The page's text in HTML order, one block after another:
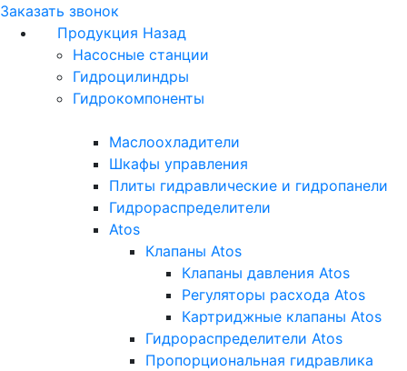
Заказать звонок
Продукция Назад
Насосные станции
Гидроцилиндры
Гидрокомпоненты
Маслоохладители
Шкафы управления
Плиты гидравлические и гидропанели
Гидрораспределители
Atos
Клапаны Atos
Клапаны давления Atos
Регуляторы расхода Atos
Картриджные клапаны Atos
Гидрораспределители Atos
Пропорциональная гидравлика